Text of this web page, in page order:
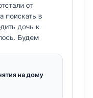
от
поискать в
дочь к
Будем
на дому